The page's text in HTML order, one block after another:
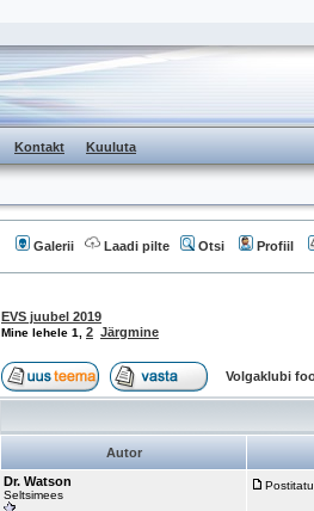
Kontakt Kuuluta
Galerii Laadi pilte Otsi Profiil
EVS juubel 2019
Mine lehele 1 2 Järgmine
Volgaklubi
Autor
Dr. Watson
Seltsimees